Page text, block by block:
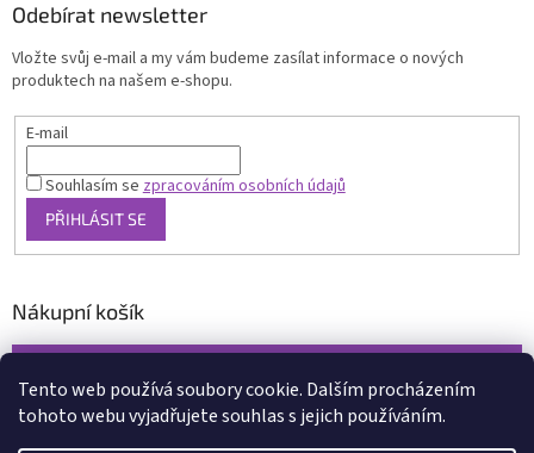
Tento web používá soubory cookie. Dalším procházením
tohoto webu vyjadřujete souhlas s jejich používáním.
Odebírat newsletter
Vložte svůj e-mail a my vám budeme zasílat informace o nových
produktech na našem e-shopu.
E-mail
Souhlasím sezpracováním osobních údajů
PŘIHLÁSIT SE
Nákupní košík